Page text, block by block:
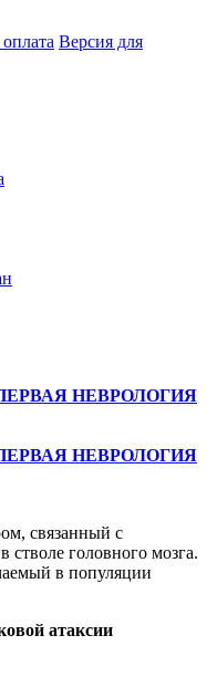
Версия для
НЕВРОЛОГИЯ
НЕВРОЛОГИЯ
связанный с
стволе головного мозга.
в популяции
атаксии